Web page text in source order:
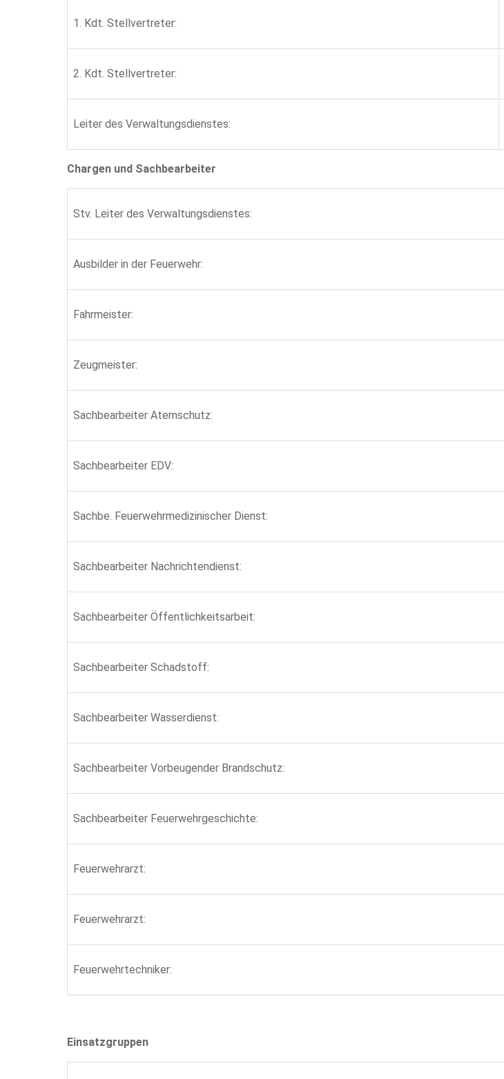
1. Kdt. Stellvertreter:
2. Kdt. Stellvertreter:
Leiter des Verwaltungsdienstes:
Chargen und Sachbearbeiter
Stv. Leiter des Verwaltungsdienstes:
Ausbilder in der Feuerwehr:
Fahrmeister:
Zeugmeister:
Sachbearbeiter Atemschutz:
Sachbearbeiter EDV:
Sachbe. Feuerwehrmedizinischer Dienst:
Sachbearbeiter Nachrichtendienst:
Sachbearbeiter Öffentlichkeitsarbeit:
Sachbearbeiter Schadstoff:
Sachbearbeiter Wasserdienst:
Sachbearbeiter Vorbeugender Brandschutz:
Sachbearbeiter Feuerwehrgeschichte:
Feuerwehrarzt:
Feuerwehrarzt:
Feuerwehrtechniker:
Einsatzgruppen